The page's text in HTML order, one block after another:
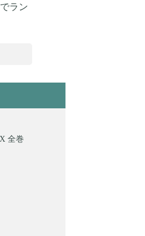
でラン
全巻